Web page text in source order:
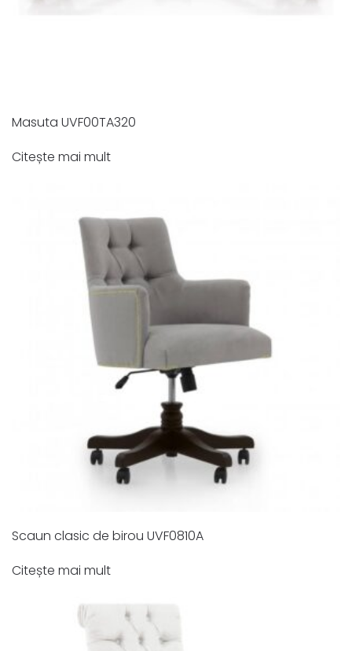
Masuta UVF00TA320
Citește mai mult
Scaun clasic de birou UVF0810A
Citește mai mult